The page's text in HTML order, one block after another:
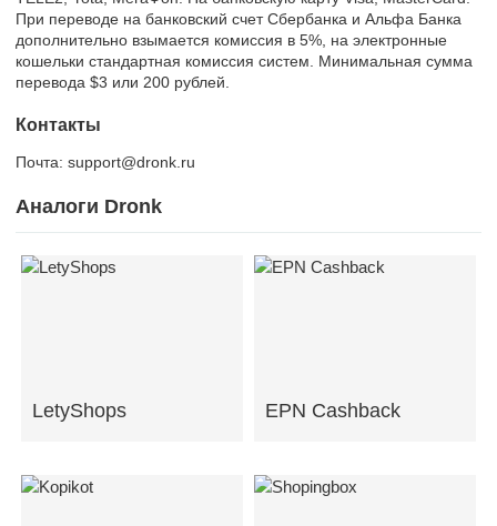
При переводе на банковский счет Сбербанка и Альфа Банка
дополнительно взымается комиссия в 5%, на электронные
кошельки стандартная комиссия систем. Минимальная сумма
перевода $3 или 200 рублей.
Контакты
Почта: support@dronk.ru
Аналоги Dronk
LetyShops EPN Cashback